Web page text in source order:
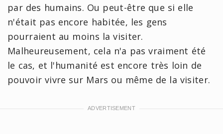
par des humains. Ou peut-être que si elle
n'était pas encore habitée, les gens
pourraient au moins la visiter.
Malheureusement, cela n'a pas vraiment été
le cas, et l'humanité est encore très loin de
pouvoir vivre sur Mars ou même de la visiter.